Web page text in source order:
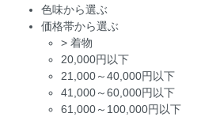
色味から選ぶ
価格帯から選ぶ
> 着物
20,000円以下
21,000～40,000円以下
41,000～60,000円以下
61,000～100,000円以下